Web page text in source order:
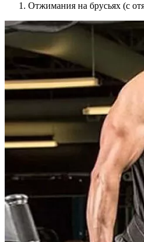
Отжимания на брусьях (с